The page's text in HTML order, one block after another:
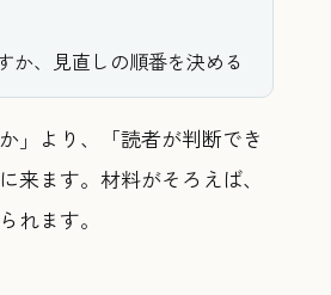
か、見直しの順番を決める
」より、「読者が判断でき
来ます。材料がそろえば、
れます。